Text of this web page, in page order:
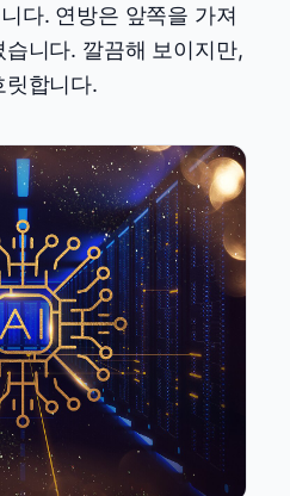
다. 연방은 앞쪽을 가져
니다. 깔끔해 보이지만,
릿합니다.